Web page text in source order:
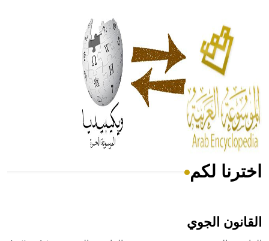
الحكم، الأدلة، تنظيم التغذية، ورسالته في جروح الرأس. ويعود
له الفضل بأنه حرر الطب من الدين والفلسفة.
- هل تعلم أن المرجان إفراز حيواني يتكون في البحر ويتركب
من مادة كربونات الكلسيوم، وهو أحمر أو شديد الحمرة وهو
أجود أنواعه، ويمتاز بكبر الحجم ويسمى الش
هل تعلم أن الأبسيد كلمة فرنسية اللفظ تم اعتمادها مصطلحاً
اخترنا لكم
القانون الجوي